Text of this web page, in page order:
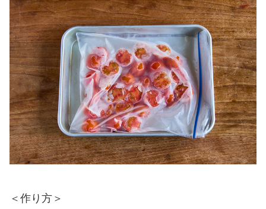
＜作り方＞